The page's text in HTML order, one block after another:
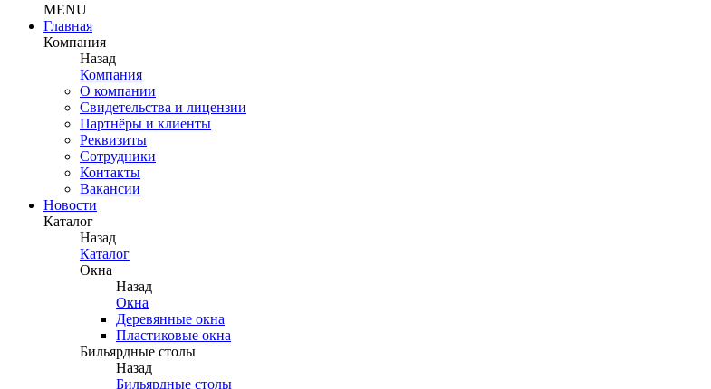
MENU
Главная
Компания
Назад
Компания
О компании
Свидетельства и лицензии
Партнёры и клиенты
Реквизиты
Сотрудники
Контакты
Вакансии
Новости
Каталог
Назад
Каталог
Окна
Назад
Окна
Деревянные окна
Пластиковые окна
Бильярдные столы
Назад
Бильярдные столы